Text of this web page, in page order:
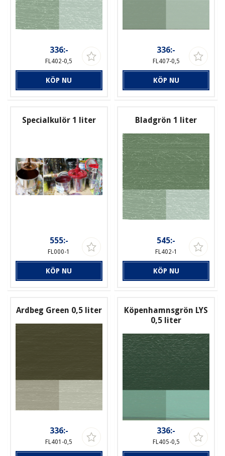
336:-
FL402-0,5
KÖP NU
336:-
FL407-0,5
KÖP NU
Specialkulör 1 liter
555:-
FL000-1
KÖP NU
Bladgrön 1 liter
545:-
FL402-1
KÖP NU
Ardbeg Green 0,5 liter
336:-
FL401-0,5
Köpenhamnsgrön LYS
0,5 liter
336:-
FL405-0,5